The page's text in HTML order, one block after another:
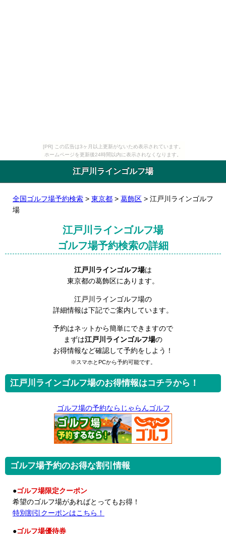
[PR] この広告は3ヶ月以上更新がないため表示されています。
ホームページを更新後24時間以内に表示されなくなります。
江戸川ラインゴルフ場
全国ゴルフ場予約検索 > 東京都 > 葛飾区 > 江戸川ラインゴルフ
場
江戸川ラインゴルフ場
ゴルフ場予約検索の詳細
江戸川ラインゴルフ場は
東京都の葛飾区にあります。
江戸川ラインゴルフ場の
詳細情報は下記でご案内しています。
予約はネットから簡単にできますので
まずは江戸川ラインゴルフ場の
お得情報など確認して予約をしよう！
※スマホとPCから予約可能です。
江戸川ラインゴルフ場のお得情報はコチラから！
ゴルフ場の予約ならじゃらんゴルフ
ゴルフ場予約のお得な割引情報
●ゴルフ場限定クーポン
希望のゴルフ場があればとってもお得！
特別割引クーポンはこちら！
●ゴルフ場優待券